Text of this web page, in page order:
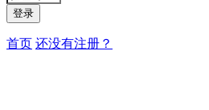
登录
首页 还没有注册？